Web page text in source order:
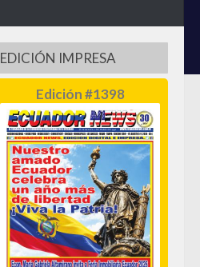
EDICIÓN IMPRESA
Edición #1398